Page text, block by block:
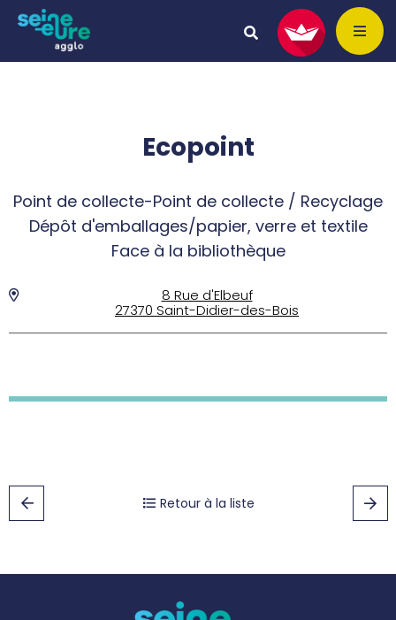
Ecopoint
Point de collecte-Point de collecte / Recyclage
Dépôt d'emballages/papier, verre et textile
Face à la bibliothèque
8 Rue d'Elbeuf
27370 Saint-Didier-des-Bois
Retour à la liste